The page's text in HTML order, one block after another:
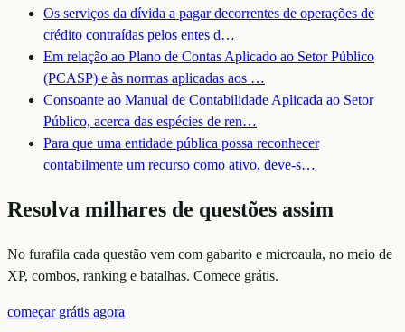
Os serviços da dívida a pagar decorrentes de operações de
crédito contraídas pelos entes d…
Em relação ao Plano de Contas Aplicado ao Setor Público
(PCASP) e às normas aplicadas aos …
Consoante ao Manual de Contabilidade Aplicada ao Setor
Público, acerca das espécies de ren…
Para que uma entidade pública possa reconhecer
contabilmente um recurso como ativo, deve-s…
Resolva milhares de questões assim
No furafila cada questão vem com gabarito e microaula, no meio de
XP, combos, ranking e batalhas. Comece grátis.
começar grátis agora